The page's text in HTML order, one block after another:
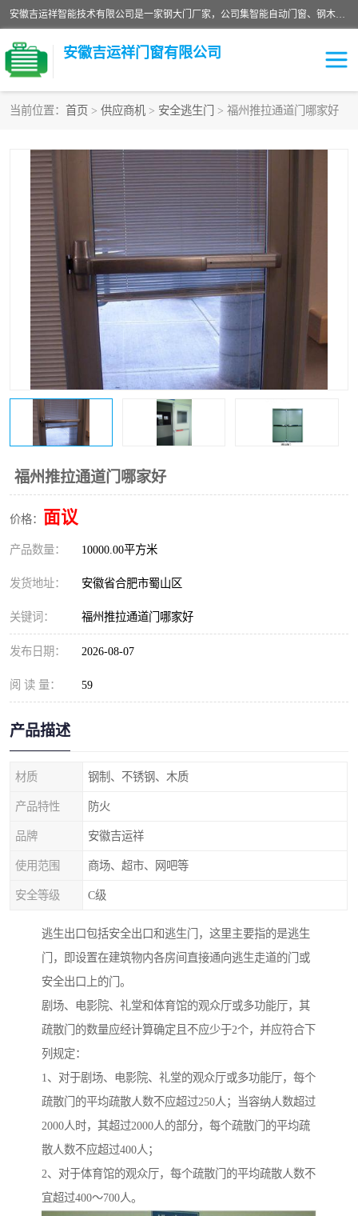
安徽吉运祥智能技术有限公司是一家钢大门厂家，公司集智能自动门窗、钢木门、特种门窗、工业门窗、图集门窗、定制门窗、非标门窗等通道产品的研发设计、制作、安装于一体的综合性、性高新技术企业。
安徽吉运祥门窗有限公司
当前位置： 首页 > 供应商机 > 安全逃生门 > 福州推拉通道门哪家好
福州推拉通道门哪家好
价格： 面议
产品数量： 10000.00平方米
发货地址： 安徽省合肥市蜀山区
关键词： 福州推拉通道门哪家好
发布日期： 2026-08-07
阅 读 量： 59
产品描述
材质 钢制、不锈钢、木质
产品特性 防火
品牌 安徽吉运祥
使用范围 商场、超市、网吧等
安全等级 C级
逃生出口包括安全出口和逃生门，这里主要指的是逃生
门，即设置在建筑物内各房间直接通向逃生走道的门或
安全出口上的门。
剧场、电影院、礼堂和体育馆的观众厅或多功能厅，其
疏散门的数量应经计算确定且不应少于2个，并应符合下
列规定：
1、对于剧场、电影院、礼堂的观众厅或多功能厅，每个
疏散门的平均疏散人数不应超过250人；当容纳人数超过
2000人时，其超过2000人的部分，每个疏散门的平均疏
散人数不应超过400人；
2、对于体育馆的观众厅，每个疏散门的平均疏散人数不
宜超过400～700人。
防撞自由门 变压器室门窗
工业电动折叠门 钢木门
安全逃生门 工业平移门
工业平开门 监狱门及监狱设备
变压器室配电房门 钢大门厂家
防火门 彩钢板门